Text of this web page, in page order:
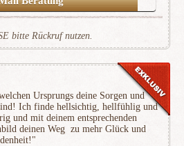
bitte Rückruf nutzen.
Ursprungs deine Sorgen und
Ich finde hellsichtig, hellfühlig und
und mit deinem entsprechenden
deinen Weg zu mehr Glück und